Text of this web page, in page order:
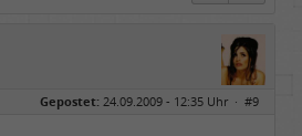
Gepostet: 24.09.2009 - 12:35 Uhr · #9